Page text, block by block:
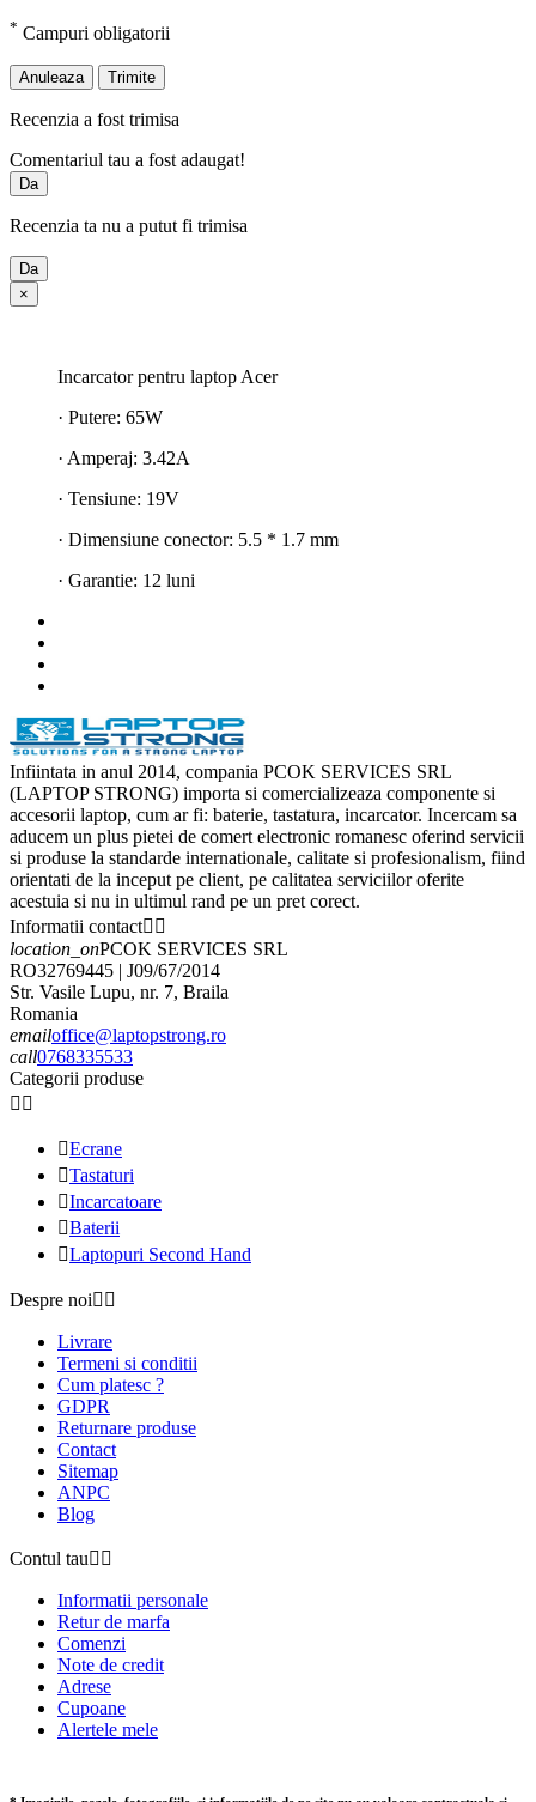
* Campuri obligatorii
Anuleaza Trimite
Recenzia a fost trimisa
Comentariul tau a fost adaugat!
Da
Recenzia ta nu a putut fi trimisa
Da
×
Incarcator pentru laptop Acer
· Putere: 65W
· Amperaj: 3.42A
· Tensiune: 19V
· Dimensiune conector: 5.5 * 1.7 mm
· Garantie: 12 luni
Infiintata in anul 2014, compania PCOK SERVICES SRL
(LAPTOP STRONG) importa si comercializeaza componente si
accesorii laptop, cum ar fi: baterie, tastatura, incarcator. Incercam sa
aducem un plus pietei de comert electronic romanesc oferind servicii
si produse la standarde internationale, calitate si profesionalism, fiind
orientati de la inceput pe client, pe calitatea serviciilor oferite
acestuia si nu in ultimul rand pe un pret corect.
Informatii contact 
location_onPCOK SERVICES SRL
RO32769445 | J09/67/2014
Str. Vasile Lupu, nr. 7, Braila
Romania
emailoffice@laptopstrong.ro
call0768335533
Categorii produse
 
Ecrane
Tastaturi
Incarcatoare
Baterii
Laptopuri Second Hand
Despre noi 
Livrare
Termeni si conditii
Cum platesc ?
GDPR
Returnare produse
Contact
Sitemap
ANPC
Blog
Contul tau 
Informatii personale
Retur de marfa
Comenzi
Note de credit
Adrese
Cupoane
Alertele mele